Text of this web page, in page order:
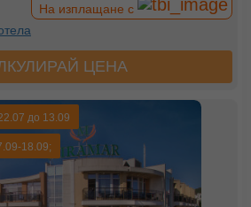
На изплащане с
ЦЕНА
до 13.09
18.09;